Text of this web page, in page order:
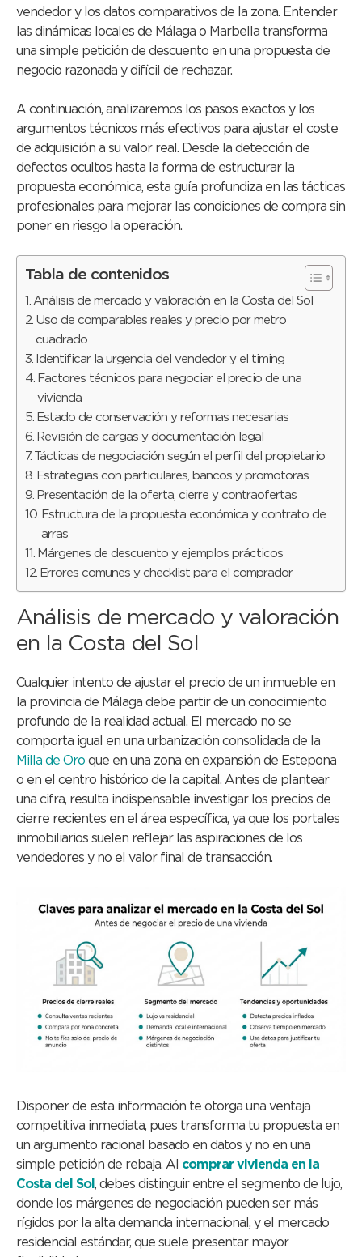
vendedor y los datos comparativos de la zona. Entender
las dinámicas locales de Málaga o Marbella transforma
una simple petición de descuento en una propuesta de
negocio razonada y difícil de rechazar.
A continuación, analizaremos los pasos exactos y los
argumentos técnicos más efectivos para ajustar el coste
de adquisición a su valor real. Desde la detección de
defectos ocultos hasta la forma de estructurar la
propuesta económica, esta guía profundiza en las tácticas
profesionales para mejorar las condiciones de compra sin
poner en riesgo la operación.
Tabla de contenidos
Análisis de mercado y valoración en la Costa del Sol
Uso de comparables reales y precio por metro
cuadrado
Identificar la urgencia del vendedor y el timing
Factores técnicos para negociar el precio de una
vivienda
Estado de conservación y reformas necesarias
Revisión de cargas y documentación legal
Tácticas de negociación según el perfil del propietario
Estrategias con particulares, bancos y promotoras
Presentación de la oferta, cierre y contraofertas
Estructura de la propuesta económica y contrato de
arras
Márgenes de descuento y ejemplos prácticos
Errores comunes y checklist para el comprador
Análisis de mercado y valoración
en la Costa del Sol
Cualquier intento de ajustar el precio de un inmueble en
la provincia de Málaga debe partir de un conocimiento
profundo de la realidad actual. El mercado no se
comporta igual en una urbanización consolidada de la
Milla de Oro que en una zona en expansión de Estepona
o en el centro histórico de la capital. Antes de plantear
una cifra, resulta indispensable investigar los precios de
cierre recientes en el área específica, ya que los portales
inmobiliarios suelen reflejar las aspiraciones de los
vendedores y no el valor final de transacción.
Disponer de esta información te otorga una ventaja
competitiva inmediata, pues transforma tu propuesta en
un argumento racional basado en datos y no en una
simple petición de rebaja. Al comprar vivienda en la
Costa del Sol, debes distinguir entre el segmento de lujo,
donde los márgenes de negociación pueden ser más
rígidos por la alta demanda internacional, y el mercado
residencial estándar, que suele presentar mayor